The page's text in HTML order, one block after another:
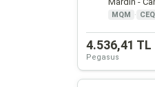
MQM · CEQ
4.536,41 TL
Pegasus